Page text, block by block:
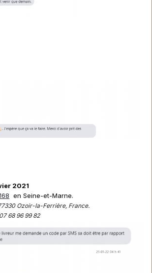
2021
en Seine-et-Marne.
Ozoir-la-Ferrière, France.
68 96 99 82